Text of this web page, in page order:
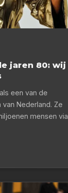
jaren 80: wij
een van de
Nederland. Ze
mensen via